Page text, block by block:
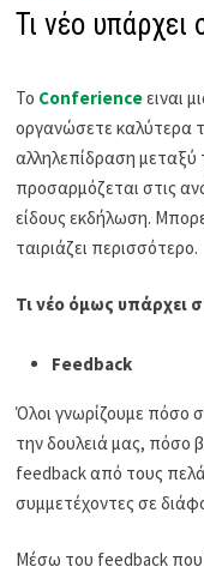
Τι νέο
Το Conferienceειναι
οργανώσετε καλύτερα
αλληλεπίδραση
προσαρμόζεται στις
είδους εκδήλωση.
ταιριάζει περισσότερο.
Τι νέο όμως υπάρχει
Feedback
Όλοι γνωρίζουμε πόσο
την δουλειά μας, πόσο
feedback από τους
συμμετέχοντες σε
Μέσω του feedback που